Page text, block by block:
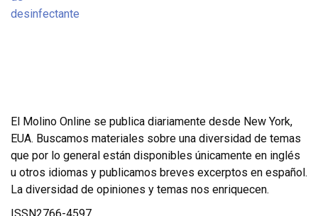
El Molino Online se publica diariamente desde New York,
EUA. Buscamos materiales sobre una diversidad de temas
que por lo general están disponibles únicamente en inglés
u otros idiomas y publicamos breves excerptos en español.
La diversidad de opiniones y temas nos enriquecen.